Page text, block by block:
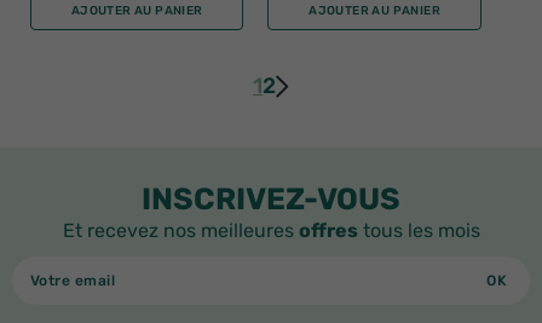
AJOUTER AU PANIER AJOUTER AU PANIER
12
INSCRIVEZ-VOUS
Et recevez nos meilleures offrestous les mois